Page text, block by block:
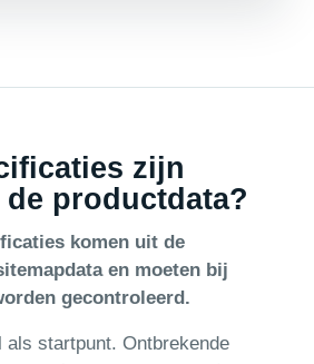
zijn
productdata?
komen uit de
en moeten bij
gecontroleerd.
als startpunt. Ontbrekende